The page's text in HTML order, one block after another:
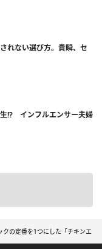
れない選び方。貴瞬、セ
!? インフルエンサー夫婦
クの定番を1つにした「チキンエッ